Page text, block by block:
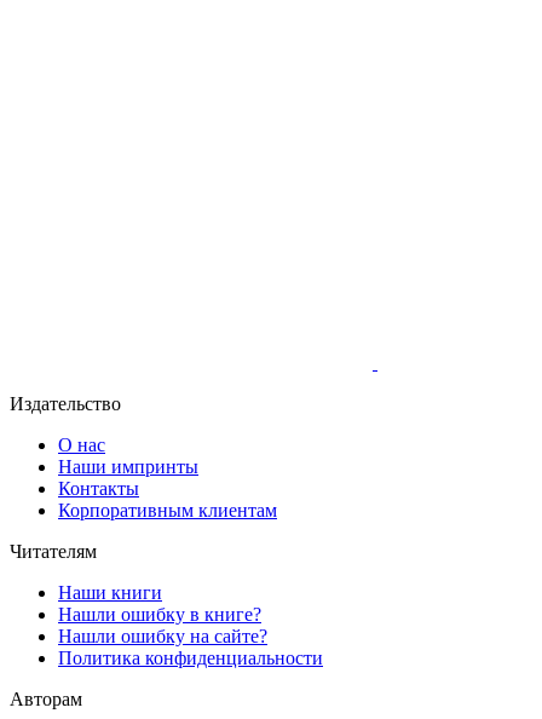
Издательство
О нас
Наши импринты
Контакты
Корпоративным клиентам
Читателям
Наши книги
Нашли ошибку в книге?
Нашли ошибку на сайте?
Политика конфиденциальности
Авторам